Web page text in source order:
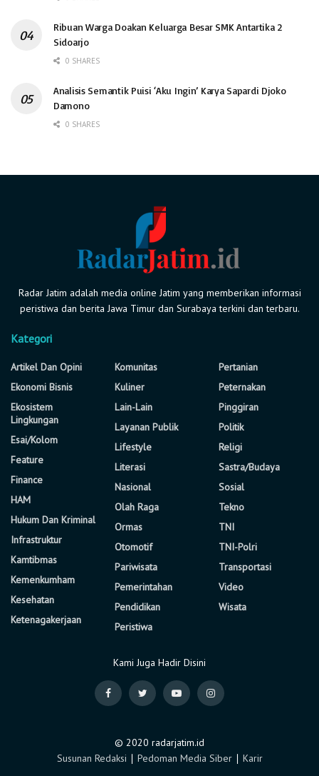
Ribuan Warga Doakan Keluarga Besar SMK Antartika 2
Sidoarjo
0 SHARES
Analisis Semantik Puisi ‘Aku Ingin’ Karya Sapardi Djoko
Damono
0 SHARES
Radar Jatim adalah media online Jatim yang memberikan informasi
peristiwa dan berita Jawa Timur dan Surabaya terkini dan terbaru.
Kategori
Artikel Dan Opini
Ekonomi Bisnis
Ekosistem
Lingkungan
Esai/Kolom
Feature
Finance
HAM
Hukum Dan Kriminal
Infrastruktur
Kamtibmas
Kemenkumham
Kesehatan
Ketenagakerjaan
Komunitas
Kuliner
Lain-Lain
Layanan Publik
Lifestyle
Literasi
Nasional
Olah Raga
Ormas
Otomotif
Pariwisata
Pemerintahan
Pendidikan
Peristiwa
Pertanian
Peternakan
Pinggiran
Politik
Religi
Sastra/Budaya
Sosial
Tekno
TNI
TNI-Polri
Transportasi
Video
Wisata
Kami Juga Hadir Disini
© 2020 radarjatim.id
Susunan Redaksi ∣ Pedoman Media Siber∣ Karir